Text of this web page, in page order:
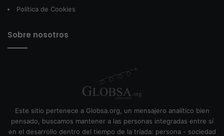
Política de Cookies
Sobre nosotros
Este sitio pertenece a Globsa.org, un mensajero analítico bien
pensado, buscamos mantener a las personas integradas entre sí
en el desarrollo dentro del tiempo de la tríada: persona - sociedad